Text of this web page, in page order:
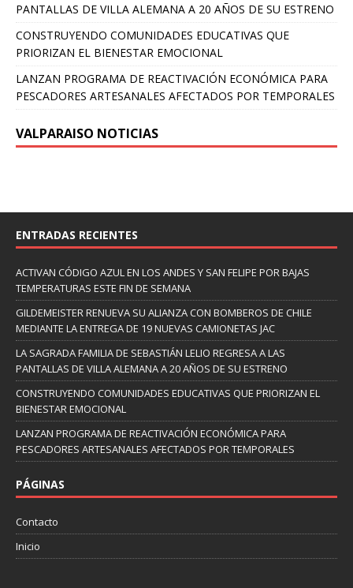
PANTALLAS DE VILLA ALEMANA A 20 AÑOS DE SU ESTRENO
CONSTRUYENDO COMUNIDADES EDUCATIVAS QUE
PRIORIZAN EL BIENESTAR EMOCIONAL
LANZAN PROGRAMA DE REACTIVACIÓN ECONÓMICA PARA
PESCADORES ARTESANALES AFECTADOS POR TEMPORALES
VALPARAISO NOTICIAS
ENTRADAS RECIENTES
ACTIVAN CÓDIGO AZUL EN LOS ANDES Y SAN FELIPE POR BAJAS
TEMPERATURAS ESTE FIN DE SEMANA
GILDEMEISTER RENUEVA SU ALIANZA CON BOMBEROS DE CHILE
MEDIANTE LA ENTREGA DE 19 NUEVAS CAMIONETAS JAC
LA SAGRADA FAMILIA DE SEBASTIÁN LELIO REGRESA A LAS
PANTALLAS DE VILLA ALEMANA A 20 AÑOS DE SU ESTRENO
CONSTRUYENDO COMUNIDADES EDUCATIVAS QUE PRIORIZAN EL
BIENESTAR EMOCIONAL
LANZAN PROGRAMA DE REACTIVACIÓN ECONÓMICA PARA
PESCADORES ARTESANALES AFECTADOS POR TEMPORALES
PÁGINAS
Contacto
Inicio